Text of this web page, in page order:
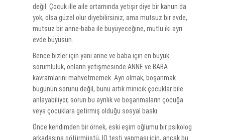
değil. Çocuk ille aile ortamında yetişir diye bir kanun da
yok, olsa güzel olur diyebilirsiniz, ama mutsuz bir evde,
mutsuz bir anne-baba ile büyüyeceğine, mutlu iki ayrı
evde büyüsün.
Bence bizler için yani anne ve baba için en büyük
sorumluluk, onların yetişmesinde ANNE ve BABA
kavramlarını mahvetmemek. Ayrı olmak, boşanmak
bugünün sorunu değil, bunu artık minicik çocuklar bile
anlayabiliyor, sorun bu ayrılık ve boşanmaların çocuğa
veya çocuklara getirmiş olduğu sosyal baskı.
Önce kendimden bir örnek, eski eşim oğlumu bir psikolog
arkadaşına götürmüştü, IQ testi yapması için, ancak bu